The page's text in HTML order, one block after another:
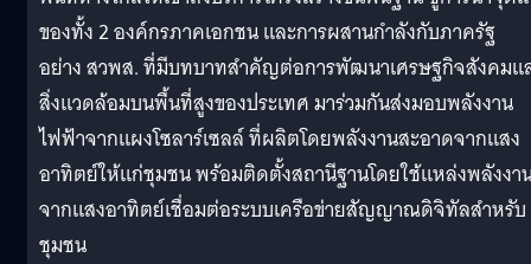
ของทั้ง 2 องค์กรภาคเอกชน และการผสานกำลังกับภาครัฐ
อย่าง สวพส. ที่มีบทบาทสำคัญต่อการพัฒนาเศรษฐกิจสังคมแ
สิ่งแวดล้อมบนพื้นที่สูงของประเทศ มาร่วมกันส่งมอบพลังงาน
ไฟฟ้าจากแผงโซลาร์เซลล์ ที่ผลิตโดยพลังงานสะอาดจากแสง
อาทิตย์ให้แก่ชุมชน พร้อมติดตั้งสถานีฐานโดยใช้แหล่งพลังงา
จากแสงอาทิตย์เชื่อมต่อระบบเครือข่ายสัญญาณดิจิทัลสำหรับ
ชุมชน